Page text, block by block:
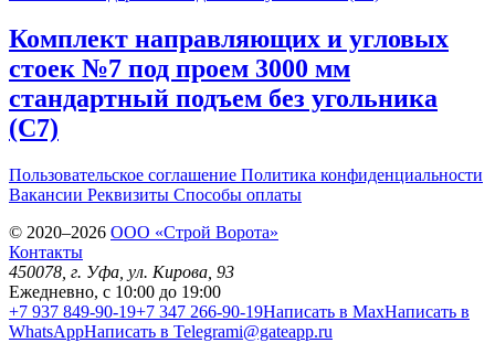
Комплект направляющих и угловых
стоек №7 под проем 3000 мм
стандартный подъем без угольника
(С7)
Пользовательское соглашение Политика конфиденциальности
Вакансии Реквизиты Способы оплаты
© 2020–2026 OOO «Строй Ворота»
Контакты
450078 , г. Уфа ул. Кирова, 93
Ежедневно, с 10:00 до 19:00
+7 937 849-90-19+7 347 266-90-19Написать в MaxНаписать в
WhatsAppНаписать в Telegrami@gateapp.ru